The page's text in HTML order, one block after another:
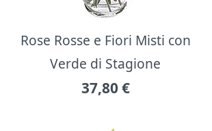
Rose Rosse e Fiori Misti con
Verde di Stagione
37,80 €